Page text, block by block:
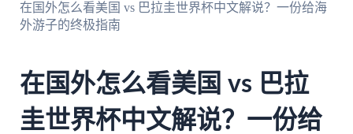
在国外怎么看美国 vs 巴拉圭世界杯中文解说？一份给海
外游子的终极指南
在国外怎么看美国 vs 巴拉
圭世界杯中文解说？一份给